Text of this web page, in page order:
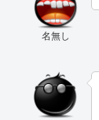
名無し